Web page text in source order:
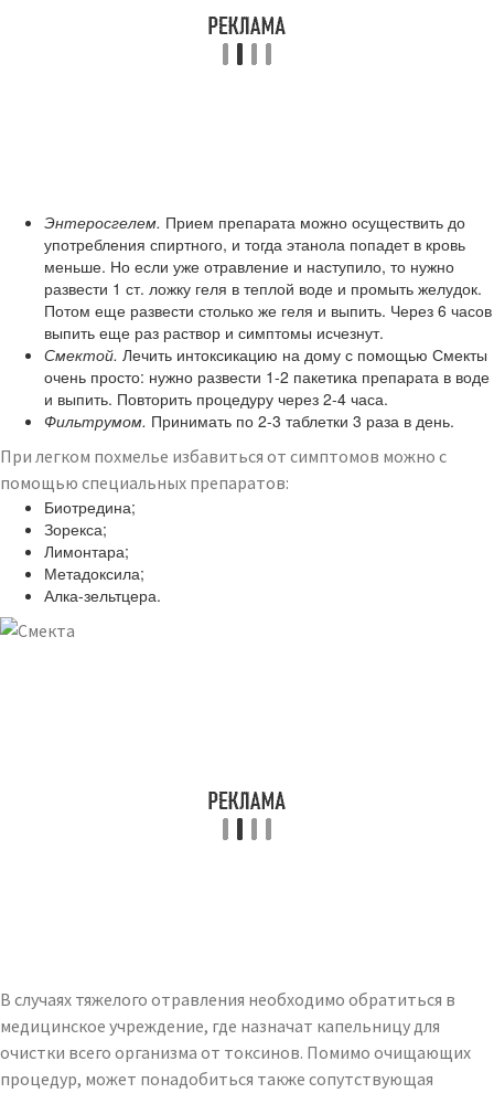
Энтеросгелем. Прием препарата можно осуществить до
употребления спиртного, и тогда этанола попадет в кровь
меньше. Но если уже отравление и наступило, то нужно
развести 1 ст. ложку геля в теплой воде и промыть желудок.
Потом еще развести столько же геля и выпить. Через 6 часов
выпить еще раз раствор и симптомы исчезнут.
Смектой. Лечить интоксикацию на дому с помощью Смекты
очень просто: нужно развести 1-2 пакетика препарата в воде
и выпить. Повторить процедуру через 2-4 часа.
Фильтрумом. Принимать по 2-3 таблетки 3 раза в день.
При легком похмелье избавиться от симптомов можно с
помощью специальных препаратов:
Биотредина;
Зорекса;
Лимонтара;
Метадоксила;
Алка-зельтцера.
В случаях тяжелого отравления необходимо обратиться в
медицинское учреждение, где назначат капельницу для
очистки всего организма от токсинов. Помимо очищающих
процедур, может понадобиться также сопутствующая